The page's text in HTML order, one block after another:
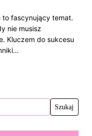
fascynujący temat.
nie musisz
Kluczem do sukcesu